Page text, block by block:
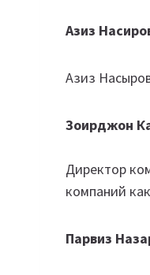
Азиз
Азиз
Зоирджон
Директор
компаний
Парвиз